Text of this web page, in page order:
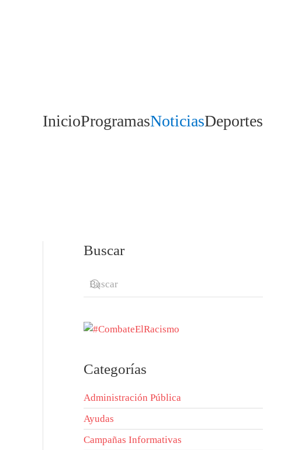
InicioProgramasNoticiasDeportes
Buscar
Categorías
Administración Pública
Ayudas
Campañas Informativas